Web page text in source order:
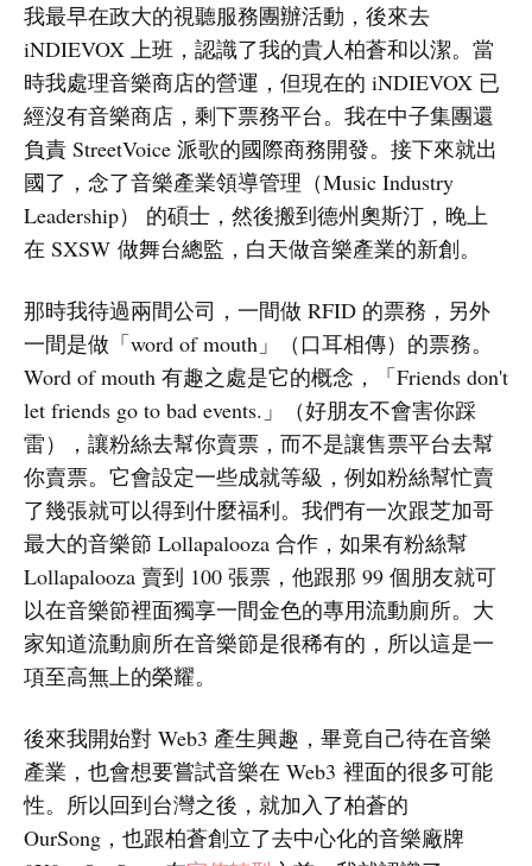
我最早在政大的視聽服務團辦活動，後來去
iNDIEVOX 上班，認識了我的貴人柏蒼和以潔。當
時我處理音樂商店的營運，但現在的 iNDIEVOX 已
經沒有音樂商店，剩下票務平台。我在中子集團還
負責 StreetVoice 派歌的國際商務開發。接下來就出
國了，念了音樂產業領導管理（Music Industry
Leadership） 的碩士，然後搬到德州奧斯汀，晚上
在 SXSW 做舞台總監，白天做音樂產業的新創。
那時我待過兩間公司，一間做 RFID 的票務，另外
一間是做「word of mouth」（口耳相傳）的票務。
Word of mouth 有趣之處是它的概念，「Friends don't
let friends go to bad events.」（好朋友不會害你踩
雷），讓粉絲去幫你賣票，而不是讓售票平台去幫
你賣票。它會設定一些成就等級，例如粉絲幫忙賣
了幾張就可以得到什麼福利。我們有一次跟芝加哥
最大的音樂節 Lollapalooza 合作，如果有粉絲幫
Lollapalooza 賣到 100 張票，他跟那 99 個朋友就可
以在音樂節裡面獨享一間金色的專用流動廁所。大
家知道流動廁所在音樂節是很稀有的，所以這是一
項至高無上的榮耀。
後來我開始對 Web3 產生興趣，畢竟自己待在音樂
產業，也會想要嘗試音樂在 Web3 裡面的很多可能
性。所以回到台灣之後，就加入了柏蒼的
OurSong，也跟柏蒼創立了去中心化的音樂廠牌